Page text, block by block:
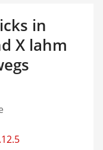
in
X lahm